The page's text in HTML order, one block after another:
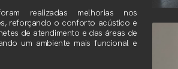
realizadas melhorias nos
reforçando o conforto acústico e
de atendimento e das áreas de
um ambiente mais funcional e